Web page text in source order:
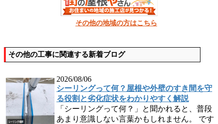
その他の地域の方はこちら
その他の工事に関連する新着ブログ
2026/08/06
シーリングって何？屋根や外壁のすき間を守
る役割と劣化症状をわかりやすく解説
「シーリングって何？」と聞かれると、普段
あまり意識しない言葉かもしれません。 です